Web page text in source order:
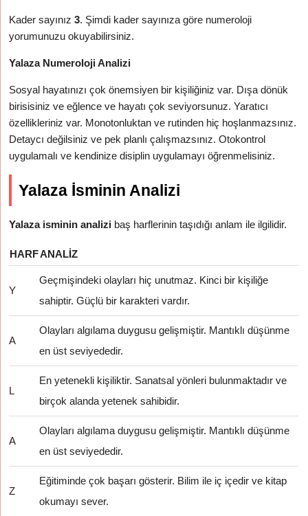
Kader sayınız3. Şimdi kader sayınıza göre numeroloji
yorumunuzu okuyabilirsiniz.
Yalaza Numeroloji Analizi
Sosyal hayatınızı çok önemsiyen bir kişiliğiniz var. Dışa dönük
birisisiniz ve eğlence ve hayatı çok seviyorsunuz. Yaratıcı
özellikleriniz var. Monotonluktan ve rutinden hiç hoşlanmazsınız.
Detaycı değilsiniz ve pek planlı çalışmazsınız. Otokontrol
uygulamalı ve kendinize disiplin uygulamayı öğrenmelisiniz.
Yalaza İsminin Analizi
Yalaza isminin analizi baş harflerinin taşıdığı anlam ile ilgilidir.
HARFANALIZ
Y
Geçmişindeki olayları hiç unutmaz. Kinci bir kişiliğe
sahiptir. Güçlü bir karakteri vardır.
A
Olayları algılama duygusu gelişmiştir. Mantıklı düşünme
en üst seviyededir.
L
En yetenekli kişiliktir. Sanatsal yönleri bulunmaktadır ve
birçok alanda yetenek sahibidir.
A
Olayları algılama duygusu gelişmiştir. Mantıklı düşünme
en üst seviyededir.
Z
Eğitiminde çok başarı gösterir. Bilim ile iç içedir ve kitap
okumayı sever.